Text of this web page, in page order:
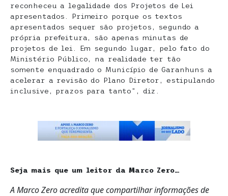
reconheceu a legalidade dos Projetos de Lei
apresentados. Primeiro porque os textos
apresentados sequer são projetos, segundo a
própria prefeitura, são apenas minutas de
projetos de lei. Em segundo lugar, pelo fato do
Ministério Público, na realidade ter tão
somente enquadrado o Município de Garanhuns a
acelerar a revisão do Plano Diretor, estipulando
inclusive, prazos para tanto”, diz.
Seja mais que um leitor da Marco Zero…
A Marco Zero acredita que compartilhar informações de